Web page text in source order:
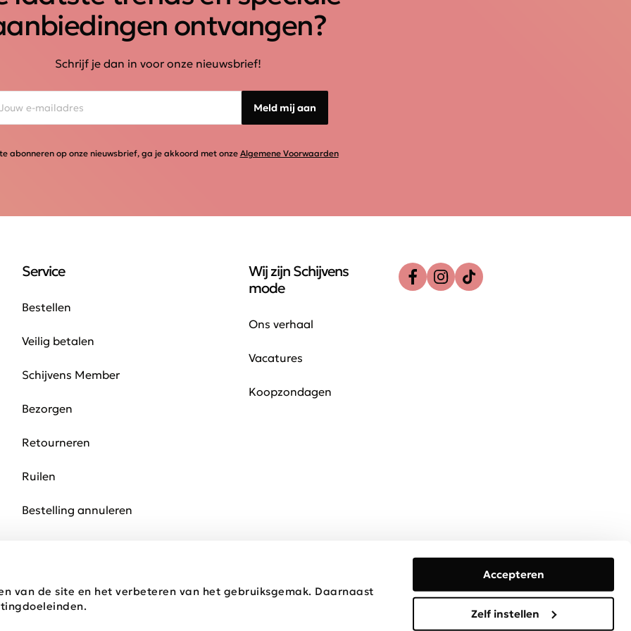
van de site en het verbeteren van het gebruiksgemak. Daarnaast
Accepteren
Zelf instellen
ontvangen?
Schrijf je dan in voor onze nieuwsbrief!
Meld mij aan
abonneren op onze nieuwsbrief, ga je akkoord met onze Algemene Voorwaarden
Service
Bestellen
Veilig betalen
Schijvens Member
Bezorgen
Retourneren
Ruilen
Bestelling annuleren
Wij zijn Schijvens
mode
Ons verhaal
Vacatures
Koopzondagen
Privacy & Cookies Disclaimer